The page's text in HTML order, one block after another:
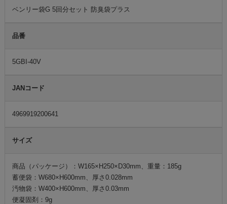
ベンリー袋G 5回分セット 防臭袋プラス
品番
5GBI-40V
JANコード
4969919200641
サイズ
商品（パッケージ）：W165×H250×D30mm、重量：185g
蓄便袋：W680×H600mm、厚さ0.028mm
汚物袋：W400×H600mm、厚さ0.03mm
便凝固剤：9g